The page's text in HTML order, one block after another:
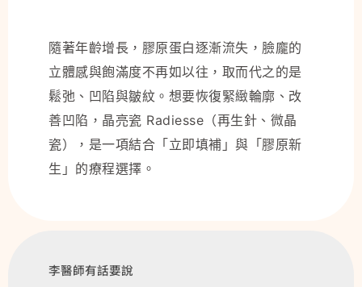
隨著年齡增長，膠原蛋白逐漸流失，臉龐的
立體感與飽滿度不再如以往，取而代之的是
鬆弛、凹陷與皺紋。想要恢復緊緻輪廓、改
善凹陷，晶亮瓷 Radiesse（再生針、微晶
瓷），是一項結合「立即填補」與「膠原新
生」的療程選擇。
李醫師有話要說